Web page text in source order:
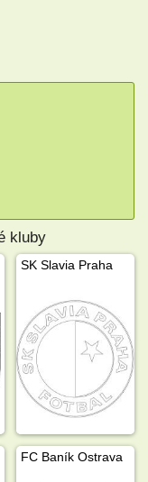
kluby
SK Slavia Praha
FC Baník Ostrava